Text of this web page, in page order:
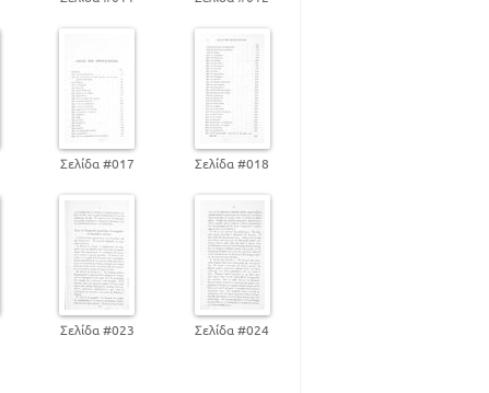
398
Σελίδα #017 Σελίδα #018
Σελίδα #023 Σελίδα #024